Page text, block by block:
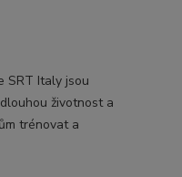
SRT Italy jsou
životnost a
trénovat a